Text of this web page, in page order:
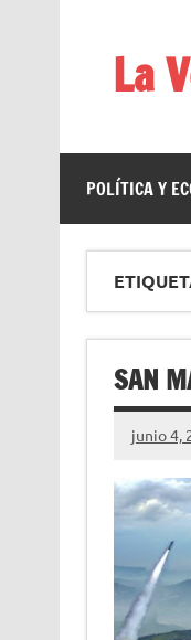
La
POLÍTICA Y
SAN
junio 4,